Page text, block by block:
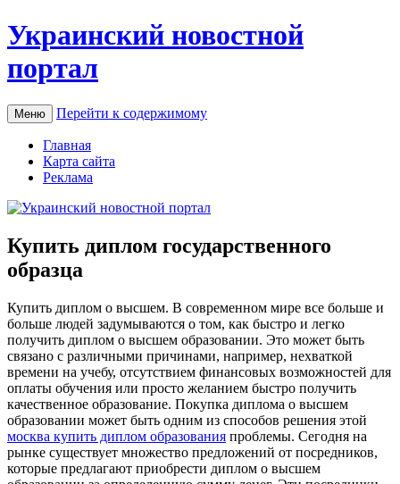
Украинский новостной
портал
Меню Перейти к содержимому
Главная
Карта сайта
Реклама
Купить диплом государственного
образца
Купить диплoм o высшeм. В современном мире все больше и
больше людей задумываются о том, как быстро и легко
получить диплом о высшем образовании. Это может быть
связано с различными причинами, например, нехваткой
времени на учебу, отсутствием финансовых возможностей для
оплаты обучения или просто желанием быстро получить
качественное образование. Покупка диплома о высшем
образовании может быть одним из способов решения этой
москва купить диплом образования проблемы. Сегодня на
рынке существует множество предложений от посредников,
которые предлагают приобрести диплом о высшем